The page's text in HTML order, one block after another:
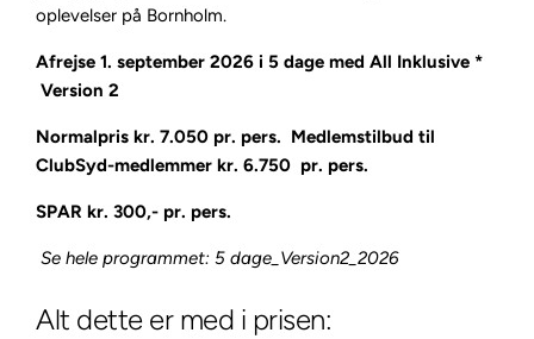
oplevelser på Bornholm.
Afrejse 1. september 2026 i 5 dage med All Inklusive *
Version 2
Normalpris kr. 7.050 pr. pers. Medlemstilbud til
ClubSyd-medlemmer kr. 6.750 pr. pers.
SPAR kr. 300,- pr. pers.
Se hele programmet: 5 dage_Version2_2026
Alt dette er med i prisen: